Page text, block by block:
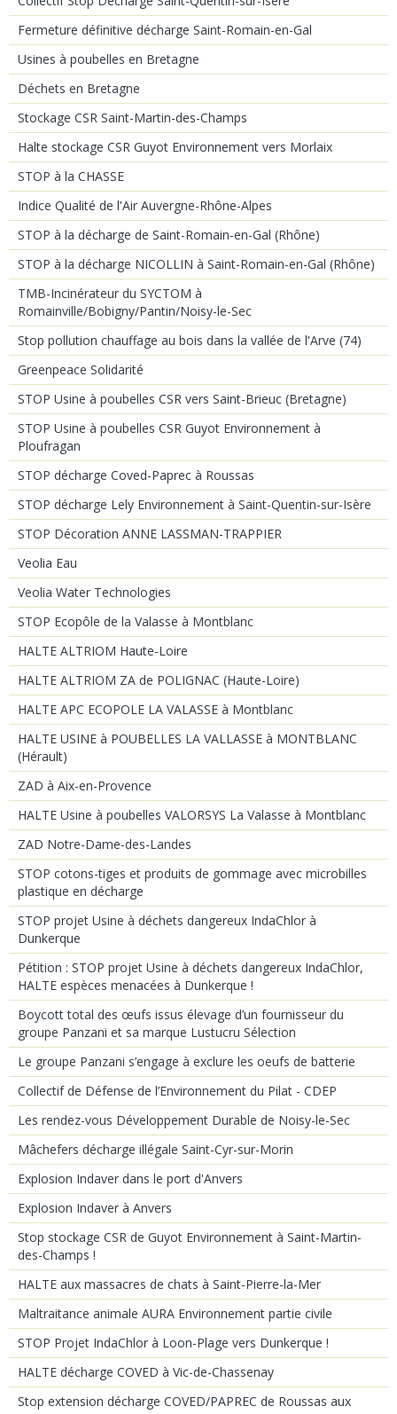
Fermeture définitive décharge Saint-Romain-en-Gal
Usines à poubelles en Bretagne
Déchets en Bretagne
Stockage CSR Saint-Martin-des-Champs
Halte stockage CSR Guyot Environnement vers Morlaix
STOP à la CHASSE
Indice Qualité de l'Air Auvergne-Rhône-Alpes
STOP à la décharge de Saint-Romain-en-Gal (Rhône)
STOP à la décharge NICOLLIN à Saint-Romain-en-Gal (Rhône)
TMB-Incinérateur du SYCTOM à
Romainville/Bobigny/Pantin/Noisy-le-Sec
Stop pollution chauffage au bois dans la vallée de l'Arve (74)
Greenpeace Solidarité
STOP Usine à poubelles CSR vers Saint-Brieuc (Bretagne)
STOP Usine à poubelles CSR Guyot Environnement à
Ploufragan
STOP décharge Coved-Paprec à Roussas
STOP décharge Lely Environnement à Saint-Quentin-sur-Isère
STOP Décoration ANNE LASSMAN-TRAPPIER
Veolia Eau
Veolia Water Technologies
STOP Ecopôle de la Valasse à Montblanc
HALTE ALTRIOM Haute-Loire
HALTE ALTRIOM ZA de POLIGNAC (Haute-Loire)
HALTE APC ECOPOLE LA VALASSE à Montblanc
HALTE USINE à POUBELLES LA VALLASSE à MONTBLANC
(Hérault)
ZAD à Aix-en-Provence
HALTE Usine à poubelles VALORSYS La Valasse à Montblanc
ZAD Notre-Dame-des-Landes
STOP cotons-tiges et produits de gommage avec microbilles
plastique en décharge
STOP projet Usine à déchets dangereux IndaChlor à
Dunkerque
Pétition : STOP projet Usine à déchets dangereux IndaChlor,
HALTE espèces menacées à Dunkerque !
Boycott total des œufs issus élevage d’un fournisseur du
groupe Panzani et sa marque Lustucru Sélection
Le groupe Panzani s’engage à exclure les oeufs de batterie
Collectif de Défense de l’Environnement du Pilat - CDEP
Les rendez-vous Développement Durable de Noisy-le-Sec
Mâchefers décharge illégale Saint-Cyr-sur-Morin
Explosion Indaver dans le port d'Anvers
Explosion Indaver à Anvers
Stop stockage CSR de Guyot Environnement à Saint-Martin-
des-Champs !
HALTE aux massacres de chats à Saint-Pierre-la-Mer
Maltraitance animale AURA Environnement partie civile
STOP Projet IndaChlor à Loon-Plage vers Dunkerque !
HALTE décharge COVED à Vic-de-Chassenay
Stop extension décharge COVED/PAPREC de Roussas aux